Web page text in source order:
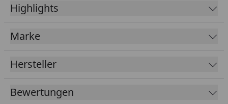
Über die Seriennummer Ihres Grillgeräts kommen Sie
ganz einfach zur passenden Explosionszeichnung.
Geben Sie dafür die Seriennummer
Sollte Ihnen nicht bekannt sein, wo Sie die
Seriennummer finden, klicken Sie bitteHIER.
Highlights
Marke
Hersteller
Bewertungen